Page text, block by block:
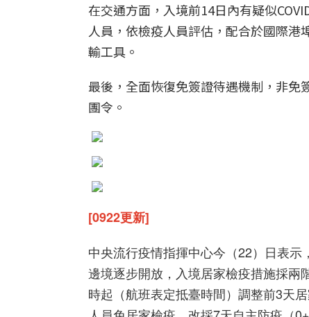
在交通方面，入境前14日內有疑似
人員，依檢疫人員評估，配合於國際
輸工具。
最後，全面恢復免簽證待遇機制，非
團令。
[0922更新]
中央流行疫情指揮中心今（22）日表
邊境逐步開放，入境居家檢疫措施採兩
時起（航班表定抵臺時間）調整前3天